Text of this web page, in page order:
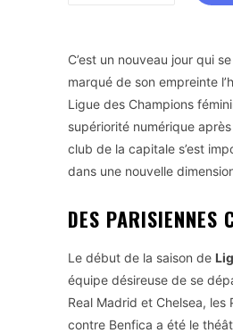
C’est un nouveau jour qui
marqué de son empreinte
Ligue des Champions
supériorité numérique
club de la capitale s’est
dans une nouvelle
DES PARISIENNES
Le début de la saison de
équipe désireuse de se
Real Madrid et Chelsea,
contre Benfica a été le